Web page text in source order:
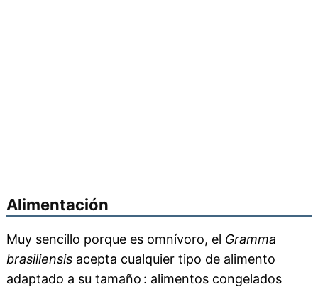
Alimentación
Muy sencillo porque es omnívoro, el Gramma
brasiliensisacepta cualquier tipo de alimento
adaptado a su tamaño : alimentos congelados